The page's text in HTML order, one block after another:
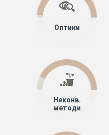
Оптики
Неконв.
методи